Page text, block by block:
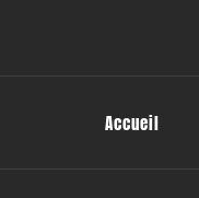
Accueil